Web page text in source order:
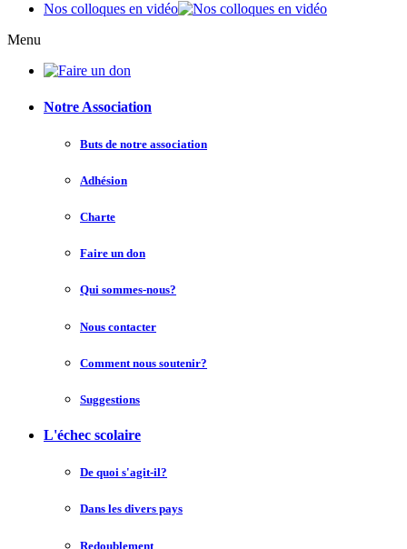
Nos colloques en vidéo
Menu
Notre Association
Buts de notre association
Adhésion
Charte
Faire un don
Qui sommes-nous?
Nous contacter
Comment nous soutenir?
Suggestions
L'échec scolaire
De quoi s'agit-il?
Dans les divers pays
Redoublement